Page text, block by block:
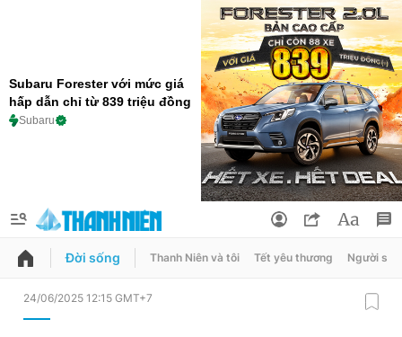
Subaru Forester với mức giá
hấp dẫn chỉ từ 839 triệu đồng
Subaru
QUẢNG CÁO ĐẶT BÁO
Đời sống Thanh Niên và tôi Tết yêu thương Người
24/06/2025 12:15 GMT+7